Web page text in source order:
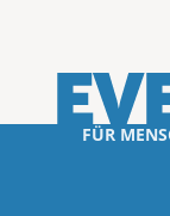
FÜR